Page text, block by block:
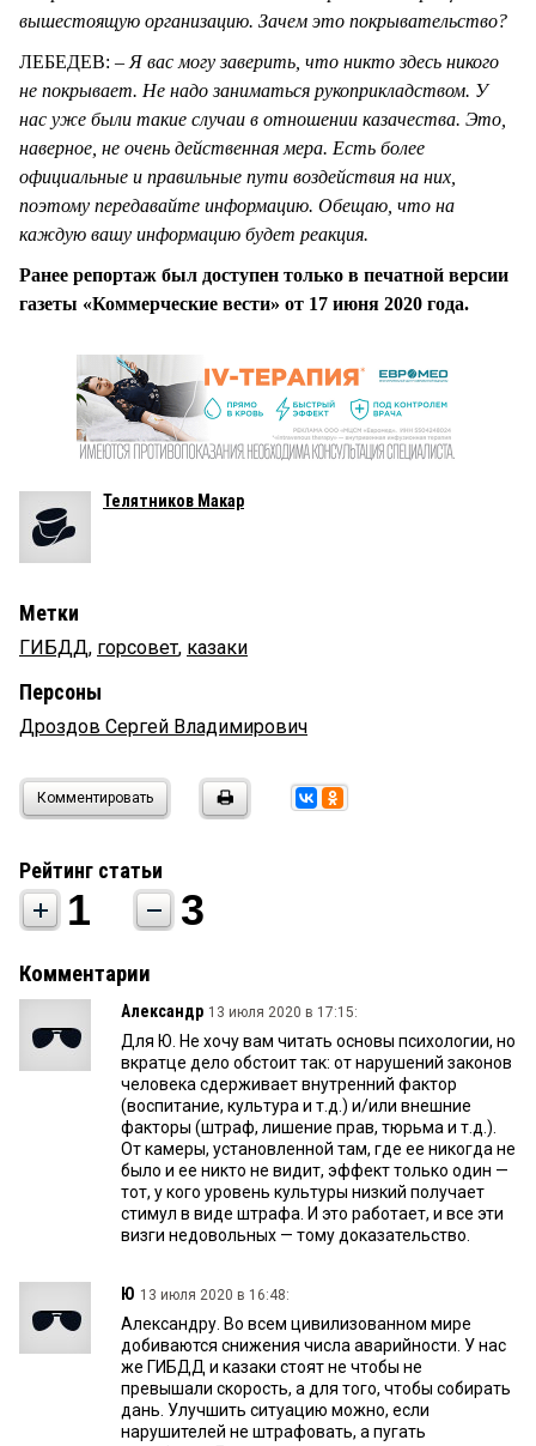
вышестоящую организацию. Зачем это покрывательство?
ЛЕБЕДЕВ: – Я вас могу заверить, что никто здесь никого
не покрывает. Не надо заниматься рукоприкладством. У
нас уже были такие случаи в отношении казачества. Это,
наверное, не очень действенная мера. Есть более
официальные и правильные пути воздействия на них,
поэтому передавайте информацию. Обещаю, что на
каждую вашу информацию будет реакция.
Ранее репортаж был доступен только в печатной версии
газеты «Коммерческие вести» от 17 июня 2020 года.
Телятников Макар
Метки
ГИБДД, горсовет, казаки
Персоны
Дроздов Сергей Владимирович
Комментировать
Рейтинг статьи
1 3
Комментарии
Александр 13 июля 2020 в 17:15:
Для Ю. Не хочу вам читать основы психологии, но
вкратце дело обстоит так: от нарушений законов
человека сдерживает внутренний фактор
(воспитание, культура и т.д.) и/или внешние
факторы (штраф, лишение прав, тюрьма и т.д.).
От камеры, установленной там, где ее никогда не
было и ее никто не видит, эффект только один —
тот, у кого уровень культуры низкий получает
стимул в виде штрафа. И это работает, и все эти
визги недовольных — тому доказательство.
Ю 13 июля 2020 в 16:48:
Александру. Во всем цивилизованном мире
добиваются снижения числа аварийности. У нас
же ГИБДД и казаки стоят не чтобы не
превышали скорость, а для того, чтобы собирать
дань. Улучшить ситуацию можно, если
нарушителей не штрафовать, а пугать